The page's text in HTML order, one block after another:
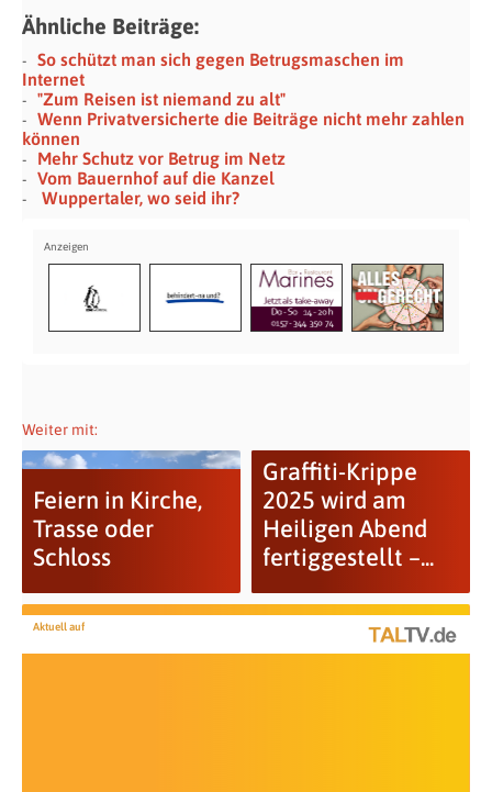
Ähnliche Beiträge:
So schützt man sich gegen Betrugsmaschen im
Internet
"Zum Reisen ist niemand zu alt"
Wenn Privatversicherte die Beiträge nicht mehr zahlen
können
Mehr Schutz vor Betrug im Netz
Vom Bauernhof auf die Kanzel
Wuppertaler, wo seid ihr?
Weiter mit:
Feiern in Kirche,
Trasse oder
Schloss
Graffiti-Krippe
2025 wird am
Heiligen Abend
fertiggestellt –...
Aktuell auf